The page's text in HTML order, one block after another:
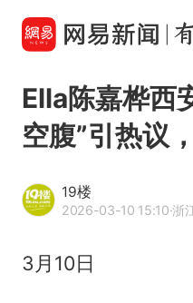
Ella陈嘉桦西
空腹”引热议
19楼
2026-03-10 15:10·浙
3月10日